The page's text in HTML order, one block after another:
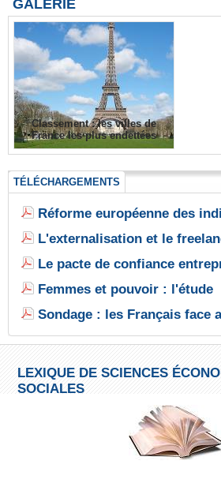
GALERIE
Classement : les villes de
France les plus endettées
TÉLÉCHARGEMENTS
Réforme européenne des
L'externalisation et le
Le pacte de confiance
Femmes et pouvoir : l'étude
Sondage : les Français face
LEXIQUE DE SCIENCES
SOCIALES